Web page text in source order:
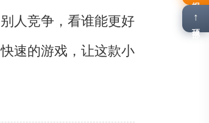
人竞争，看谁能更好
速的游戏，让这款小
↑